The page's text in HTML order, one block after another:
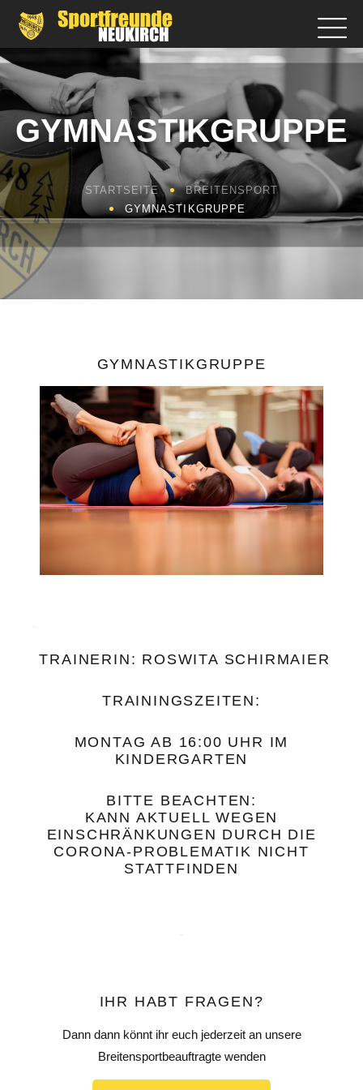
GYMNASTIKGRUPPE
STARTSEITE
BREITENSPORT
GYMNASTIKGRUPPE
GYMNASTIKGRUPPE
TRAINERIN: ROSWITA SCHIRMAIER
TRAININGSZEITEN:
MONTAG AB 16:00 UHR IM
KINDERGARTEN
BITTE BEACHTEN:
KANN AKTUELL WEGEN
EINSCHRÄNKUNGEN DURCH DIE
CORONA-PROBLEMATIK NICHT
STATTFINDEN
IHR HABT FRAGEN?
Dann dann könnt ihr euch jederzeit an unsere
Breitensportbeauftragte wenden